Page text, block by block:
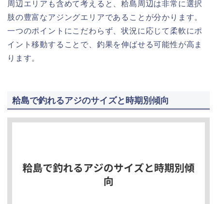
周辺エリアも含めて考えると、粭島周辺は非常に選択
肢の豊富なアジングエリアであることが分かります。
一つのポイントにこだわらず、状況に応じて柔軟にポ
イント移動することで、釣果を伸ばせる可能性が高ま
ります。
粭島で釣れるアジのサイズと時期別傾向